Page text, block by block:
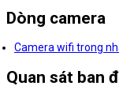
Dòng camera
Camera wifi trong
Quan sát ban